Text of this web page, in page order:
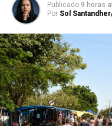
Publicado 9 horas
Por Sol